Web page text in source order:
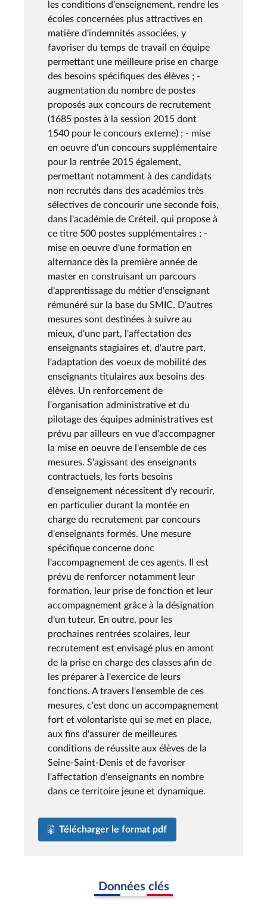
les conditions d'enseignement, rendre les
écoles concernées plus attractives en
matière d'indemnités associées, y
favoriser du temps de travail en équipe
permettant une meilleure prise en charge
des besoins spécifiques des élèves ; -
augmentation du nombre de postes
proposés aux concours de recrutement
(1685 postes à la session 2015 dont
1540 pour le concours externe) ; - mise
en oeuvre d'un concours supplémentaire
pour la rentrée 2015 également,
permettant notamment à des candidats
non recrutés dans des académies très
sélectives de concourir une seconde fois,
dans l'académie de Créteil, qui propose à
ce titre 500 postes supplémentaires ; -
mise en oeuvre d'une formation en
alternance dès la première année de
master en construisant un parcours
d'apprentissage du métier d'enseignant
rémunéré sur la base du SMIC. D'autres
mesures sont destinées à suivre au
mieux, d'une part, l'affectation des
enseignants stagiaires et, d'autre part,
l'adaptation des voeux de mobilité des
enseignants titulaires aux besoins des
élèves. Un renforcement de
l'organisation administrative et du
pilotage des équipes administratives est
prévu par ailleurs en vue d'accompagner
la mise en oeuvre de l'ensemble de ces
mesures. S'agissant des enseignants
contractuels, les forts besoins
d'enseignement nécessitent d'y recourir,
en particulier durant la montée en
charge du recrutement par concours
d'enseignants formés. Une mesure
spécifique concerne donc
l'accompagnement de ces agents. Il est
prévu de renforcer notamment leur
formation, leur prise de fonction et leur
accompagnement grâce à la désignation
d'un tuteur. En outre, pour les
prochaines rentrées scolaires, leur
recrutement est envisagé plus en amont
de la prise en charge des classes afin de
les préparer à l'exercice de leurs
fonctions. A travers l'ensemble de ces
mesures, c'est donc un accompagnement
fort et volontariste qui se met en place,
aux fins d'assurer de meilleures
conditions de réussite aux élèves de la
Seine-Saint-Denis et de favoriser
l'affectation d'enseignants en nombre
dans ce territoire jeune et dynamique.
Télécharger le format pdf
Données clés